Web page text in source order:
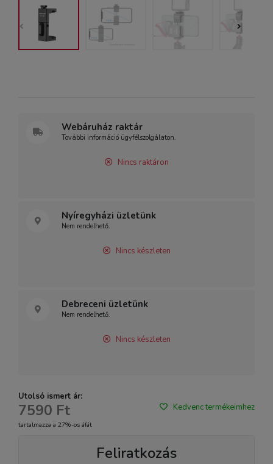
Webáruház raktár
További információ ügyfélszolgálaton.
Nincs raktáron
Nyíregyházi üzletünk
Nem rendelhető.
Nincs készleten
Debreceni üzletünk
Nem rendelhető.
Nincs készleten
Utolsó ismert ár:
7590 Ft
tartalmazza a 27%-os áfát
Kedvenc termékeimhez
Feliratkozás